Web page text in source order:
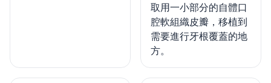
取用一小部分的自體口
腔軟組織皮瓣，移植到
需要進行牙根覆蓋的地
方。